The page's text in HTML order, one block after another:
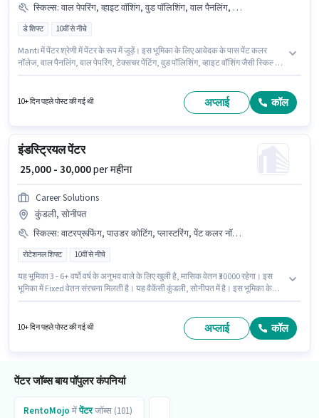
स्किल्स: वाल पेपरिंग, व्हाइट वॉशिंग, वुड पॉलिशिंग, वाल पैनलिंग, टेक्सचर पेंटिंग, पेंट कलर नॉलेज
डे शिफ्ट 10वीं से नीचे
Manti में पेंटर श्रेणी में पेंटर के रूप में जुड़ें। इस भूमिका के लिए आवेदक के पास पेंट कलर
नॉलेज, वाल पैनलिंग, वाल पेपरिंग, टेक्सचर पेंटिंग, वुड पॉलिशिंग, व्हाइट वॉशिंग जैसी स्किल्स
बेनिफिट्स भी मिलेंगे। यह वैकेंसी शापुर नगर, हैदराबाद में है। इस भूमिका में Fixed वेतन
10+ दिन पहले पोस्ट की गई थी अप्लाई कॉल
इंडस्ट्रियल पेंटर
₹ 25,000 - 30,000per महीना
Career Solutions
कुंडली, सोनीपत
स्किल्स: वाटरप्रूफिंग, पाउडर कोटिंग, प्लास्टरिंग, पेंट कलर नॉलेज, स्प्रे पेंटिंग, सेफ्टी प्रैक्टिसेज
रोटेशनल शिफ्ट 10वीं से नीचे
यह भूमिका 3 - 6+ वर्षो वर्ष के अनुभव वाले के लिए खुली है, मासिक वेतन ₹30000 रहेगा। इस
भूमिका में Fixed वेतन संरचना मिलती है। यह वैकेंसी कुंडली, सोनीपत में है। इस भूमिका के
इंडस्ट्रियल पेंटर पद के लिए सक्रिय रूप से हायर कर रहा है। 10वीं से नीचे योग्यता वाले
10+ दिन पहले पोस्ट की गई थी अप्लाई कॉल
पेंटर जॉब्स बाय पॉपुलर कंपनियां
RentoMojo मेंपेंटरजॉब्स (101)